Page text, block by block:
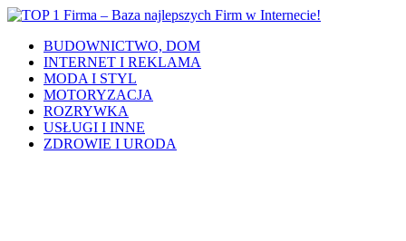
BUDOWNICTWO, DOM
INTERNET I REKLAMA
MODA I STYL
MOTORYZACJA
ROZRYWKA
USŁUGI I INNE
ZDROWIE I URODA